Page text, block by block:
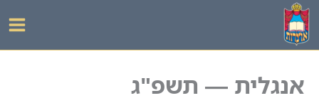
דילוג
לתוכן
אנגלית — תשפ"ג